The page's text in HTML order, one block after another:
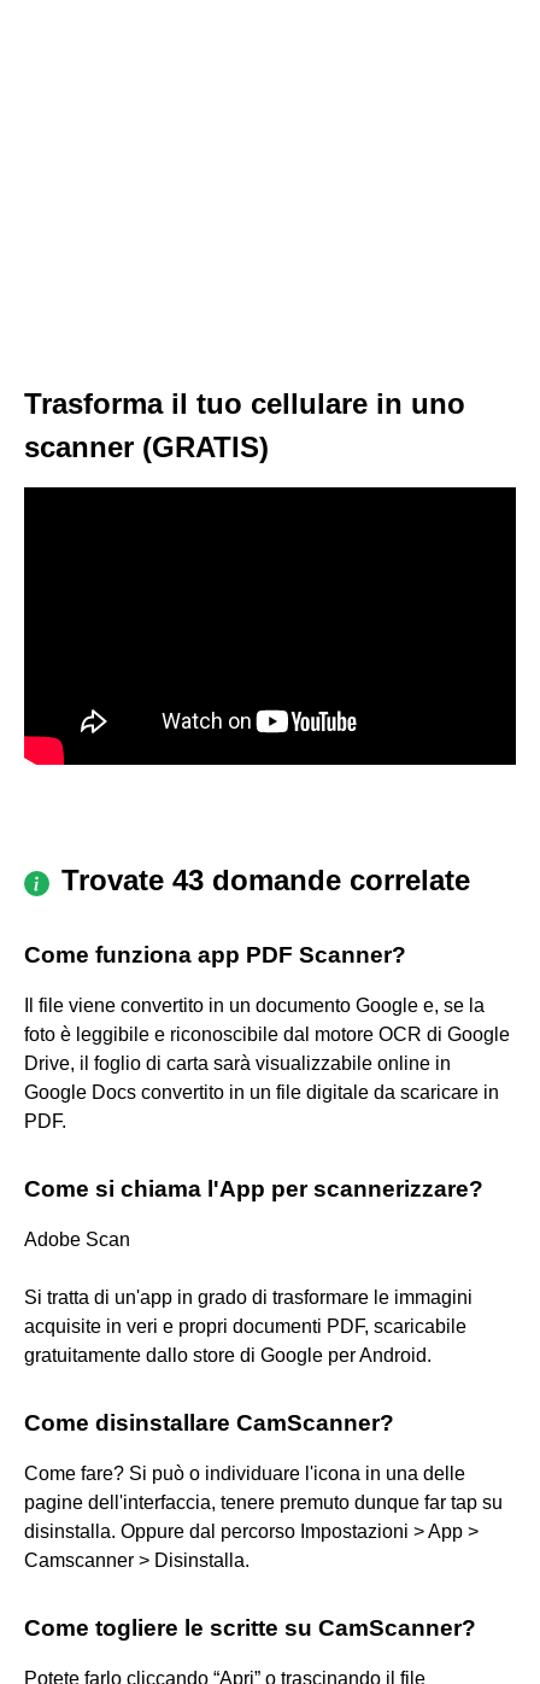
Trasforma il tuo cellulare in uno
scanner (GRATIS)
Trovate 43 domande correlate
Come funziona app PDF Scanner?
Il file viene convertito in un documento Google e, se la
foto è leggibile e riconoscibile dal motore OCR di Google
Drive, il foglio di carta sarà visualizzabile online in
Google Docs convertito in un file digitale da scaricare in
PDF.
Come si chiama l'App per scannerizzare?
Adobe Scan
Si tratta di un'app in grado di trasformare le immagini
acquisite in veri e propri documenti PDF, scaricabile
gratuitamente dallo store di Google per Android.
Come disinstallare CamScanner?
Come fare? Si può o individuare l'icona in una delle
pagine dell'interfaccia, tenere premuto dunque far tap su
disinstalla. Oppure dal percorso Impostazioni > App >
Camscanner > Disinstalla.
Come togliere le scritte su CamScanner?
Potete farlo cliccando “Apri” o trascinando il file